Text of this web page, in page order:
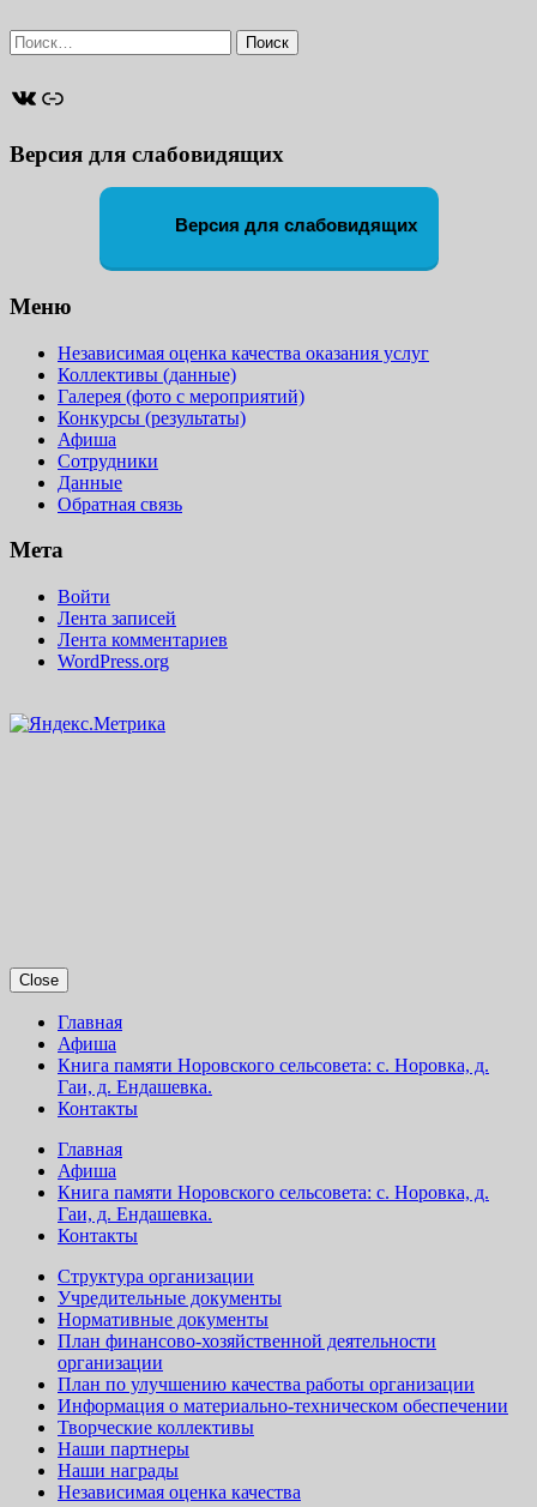
Найти:
ВКонтакте
Ссылка
Версия для слабовидящих
Версия для слабовидящих
Меню
Независимая оценка качества оказания услуг
Коллективы (данные)
Галерея (фото с мероприятий)
Конкурсы (результаты)
Афиша
Сотрудники
Данные
Обратная связь
Мета
Войти
Лента записей
Лента комментариев
WordPress.org
Close
Главная
Афиша
Книга памяти Норовского сельсовета: с. Норовка, д.
Гаи, д. Ендашевка.
Контакты
Главная
Афиша
Книга памяти Норовского сельсовета: с. Норовка, д.
Гаи, д. Ендашевка.
Контакты
Структура организации
Учредительные документы
Нормативные документы
План финансово-хозяйственной деятельности
организации
План по улучшению качества работы организации
Информация о материально-техническом обеспечении
Творческие коллективы
Наши партнеры
Наши награды
Независимая оценка качества